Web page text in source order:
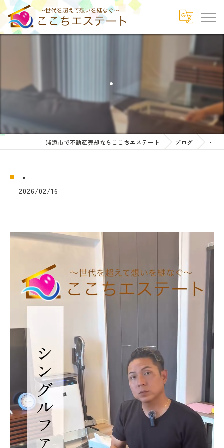
・
浦添市で不動産売却ならここちエステート ブログ ・
・
2026/02/16